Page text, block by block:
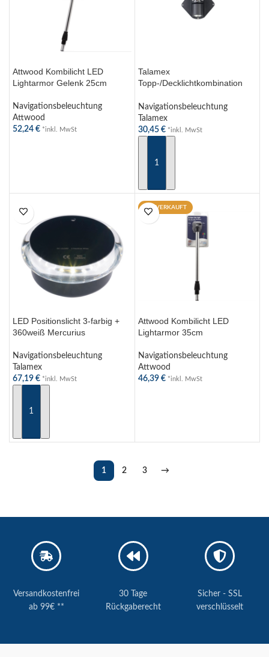
Attwood Kombilicht LED
Lightarmor Gelenk 25cm
Navigationsbeleuchtung
Attwood
52,24 € *inkl. MwSt
Talamex
Topp-/Decklichtkombination
IP65, flexible Montage
Navigationsbeleuchtung
Talamex
30,45 € *inkl. MwSt
LED Positionslicht 3-farbig +
360weiß Mercurius
Navigationsbeleuchtung
Talamex
67,19 € *inkl. MwSt
AUSVERKAUFT
Attwood Kombilicht LED
Lightarmor 35cm
Navigationsbeleuchtung
Attwood
46,39 € *inkl. MwSt
1 2 3 →
Versandkostenfrei
ab 99€ **
30 Tage
Rückgaberecht
Sicher - SSL
verschlüsselt